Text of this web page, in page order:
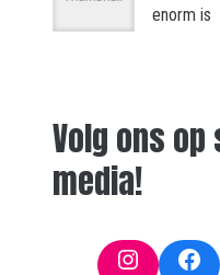
enorm is
Volg ons
media!